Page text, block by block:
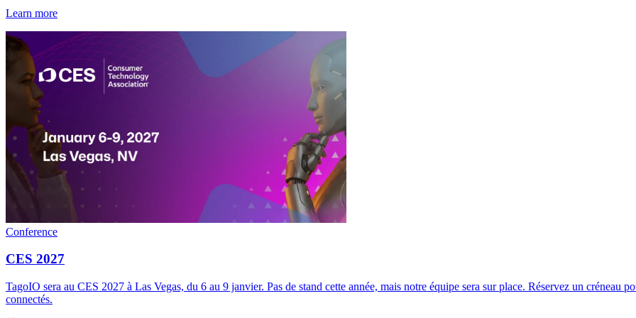
Learn more
Conference
CES 2027
TagoIO sera au CES 2027 à Las Vegas, du 6 au 9 janvier. Pas de stand cette année, mais notre équipe sera sur place. Réservez un créneau
connectés.